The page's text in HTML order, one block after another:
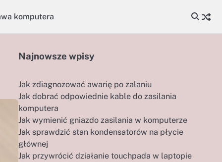
komputera
Najnowsze wpisy
Jak zdiagnozować awarię po zalaniu
Jak dobrać odpowiednie kable do zasilania
komputera
Jak wymienić gniazdo zasilania w komputerze
Jak sprawdzić stan kondensatorów na płycie
głównej
Jak przywrócić działanie touchpada w laptopie